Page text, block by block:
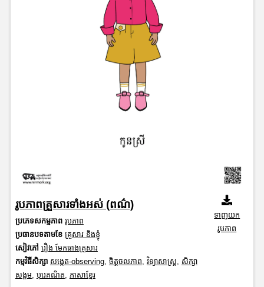
រូបភាពគ្រួសារទាំងអស់ (ពណ៌)
ប្រភេទសកម្មភាព រូបភាព
ប្រធានបទតាមខែ គ្រួសារ និងខ្ញុំ
សៀវភៅ រឿង មែកធាងគ្រួសារ
កម្មវិធីសិក្សា សង្កេត-observing, ចិត្តចលភាព វិទ្យាសាស្រ្ត
សិក្សា
សង្គម, បុរេគណិត ភាសាខ្មែរ
ទាញយក
រូបភាព